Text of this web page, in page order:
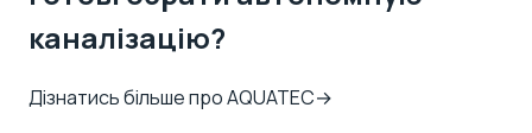
каналізацію?
Дізнатись більше про AQUATEC→